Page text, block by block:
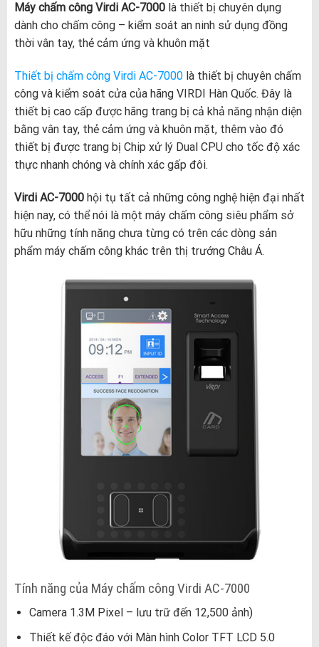
Máy chấm công Virdi AC-7000là thiết bị chuyên dụng
dành cho chấm công – kiểm soát an ninh sử dụng đồng
thời vân tay, thẻ cảm ứng và khuôn mặt
Thiết bị chấm công Virdi AC-7000là thiết bị chuyên chấm
công và kiểm soát cửa của hãng VIRDI Hàn Quốc. Đây là
thiết bị cao cấp được hãng trang bị cả khả năng nhận diện
bằng vân tay, thẻ cảm ứng và khuôn mặt, thêm vào đó
thiết bị được trang bị Chip xử lý Dual CPU cho tốc độ xác
thực nhanh chóng và chính xác gấp đôi.
Virdi AC-7000hội tụ tất cả những công nghệ hiện đại nhất
hiện nay, có thể nói là một máy chấm công siêu phẩm sở
hữu những tính năng chưa từng có trên các dòng sản
phẩm máy chấm công khác trên thị trướng Châu Á.
Tính năng của Máy chấm công Virdi AC-7000
Camera 1.3M Pixel – lưu trữ đến 12,500 ảnh)
Thiết kế độc đáo với Màn hình Color TFT LCD 5.0